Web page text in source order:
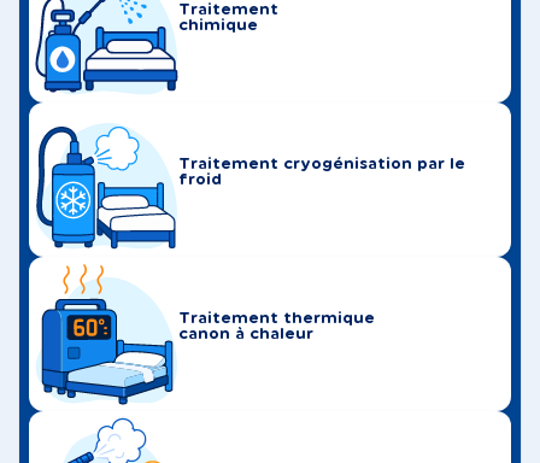
Traitement
chimique
Traitement cryogénisation par le
froid
Traitement thermique
canon à chaleur